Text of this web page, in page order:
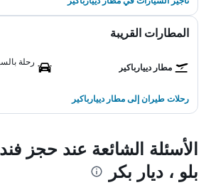
المطارات القريبة
مطار دييارباكير
رحلة بالسيارة
رحلات طيران إلى مطار دييارباكير
الأسئلة الشائعة عند حجز
بلو ، ديار بكر